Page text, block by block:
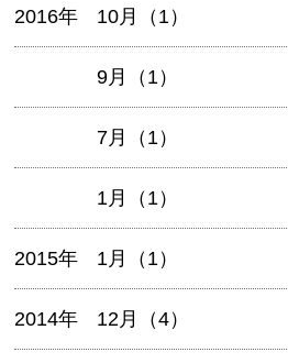
2016年 10月（1）
9月（1）
7月（1）
1月（1）
2015年 1月（1）
2014年 12月（4）